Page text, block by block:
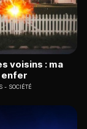
voisins : ma
enfer
SOCIÉTÉ